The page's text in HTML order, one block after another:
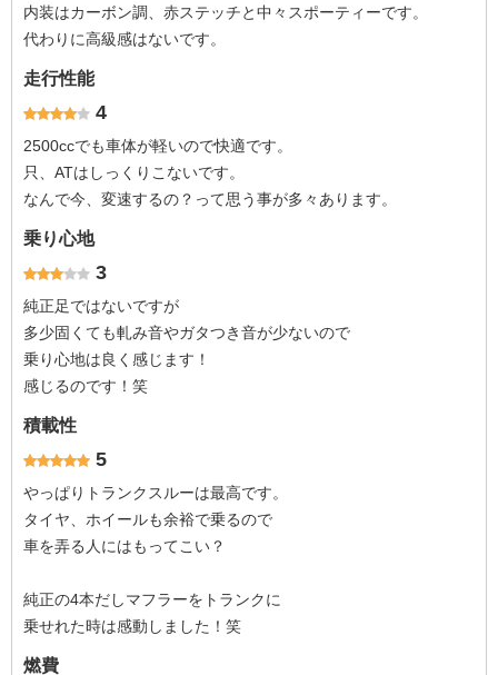
内装はカーボン調、赤ステッチと中々スポーティーです。
代わりに高級感はないです。
走行性能
4
2500ccでも車体が軽いので快適です。
只、ATはしっくりこないです。
なんで今、変速するの？って思う事が多々あります。
乗り心地
3
純正足ではないですが
多少固くても軋み音やガタつき音が少ないので
乗り心地は良く感じます！
感じるのです！笑
積載性
5
やっぱりトランクスルーは最高です。
タイヤ、ホイールも余裕で乗るので
車を弄る人にはもってこい？
純正の4本だしマフラーをトランクに
乗せれた時は感動しました！笑
燃費